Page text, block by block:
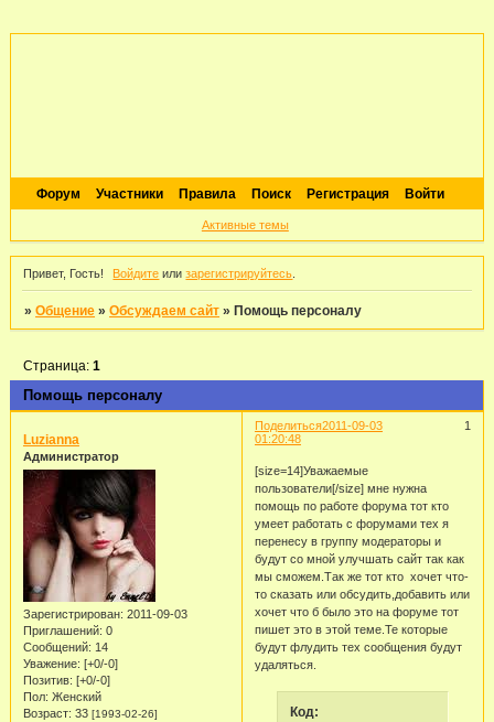
Форум Участники Правила Поиск Регистрация Войти
Активные темы
Привет, Гость! Войдите илизарегистрируйтесь
»Общение »Обсуждаем сайт »Помощь персоналу
Помощь персоналу
Страница:1
Поделиться 1
2011-09-03
01:20:48
Luzianna
Администратор
Зарегистрирован: 2011-09-03
Приглашений: 0
Сообщений: 14
Уважение: [+0/-0]
Позитив: [+0/-0]
Пол: Женский
Возраст: 33 [1993-02-26]
[size=14]Уважаемые
пользователи[/size] мне нужна
помощь по работе форума тот кто
умеет работать с форумами тех я
перенесу в группу модераторы и
будут со мной улучшать сайт так как
мы сможем.Так же тот кто хочет что-
то сказать или обсудить,добавить или
хочет что б было это на форуме тот
пишет это в этой теме.Те которые
будут флудить тех сообщения будут
удаляться.
Код: